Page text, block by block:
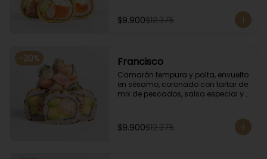
$9.900$12.375
-20% Francisco
Camarón tempura y palta, envuelto
en sésamo, coronado con tartar de
mix de pescados, salsa especial y
$9.900$12.375